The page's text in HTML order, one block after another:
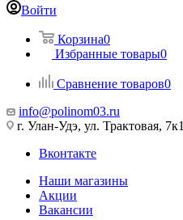
Войти
Корзина0
Избранные товары0
Сравнение товаров0
info@polinom03.ru
г. Улан-Удэ, ул. Трактовая, 7к1
Вконтакте
Наши магазины
Акции
Вакансии